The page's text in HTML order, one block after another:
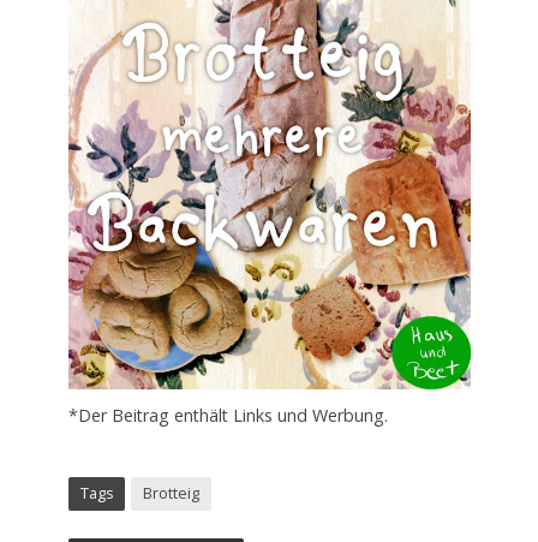
*Der Beitrag enthält Links und Werbung.
Tags Brotteig